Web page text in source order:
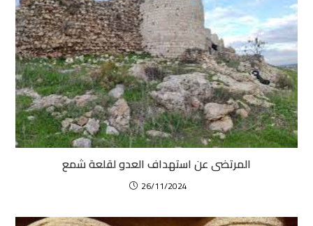
المرتضى عن استهداف العدو لقلعة شمع
26/11/2024